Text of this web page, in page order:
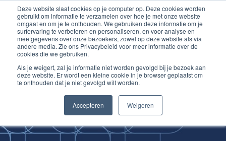
Deze website slaat cookies op je computer op. Deze cookies worden
gebruikt om informatie te verzamelen over hoe je met onze website
omgaat en om je te onthouden. We gebruiken deze informatie om je
surfervaring te verbeteren en personaliseren, en voor analyse en
meetgegevens over onze bezoekers, zowel op deze website als via
andere media. Zie ons Privacybeleid voor meer informatie over de
cookies die we gebruiken.
Als je weigert, zal je informatie niet worden gevolgd bij je bezoek aan
deze website. Er wordt een kleine cookie in je browser geplaatst om
te onthouden dat je niet gevolgd wilt worden.
Accepteren Weigeren
Inloggen account
Ga
naar
de
inhoud
Improving
Medical Skills